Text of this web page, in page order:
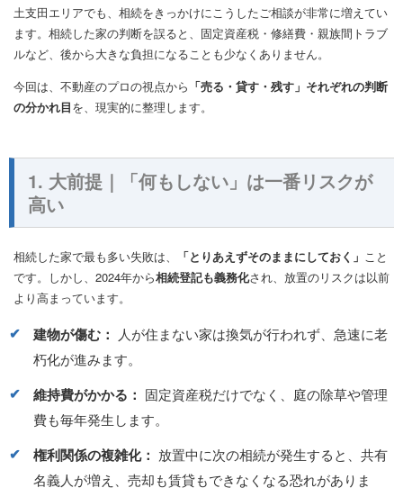
土支田エリアでも、相続をきっかけにこうしたご相談が非常に増えてい
ます。相続した家の判断を誤ると、固定資産税・修繕費・親族間トラブ
ルなど、後から大きな負担になることも少なくありません。
今回は、不動産のプロの視点から 「売る・貸す・残す」それぞれの判断
の分かれ目を、現実的に整理します。
1. 大前提｜「何もしない」は一番リスクが
高い
相続した家で最も多い失敗は、 「とりあえずそのままにしておく」 こと
です。しかし、2024年から相続登記も義務化され、放置のリスクは以前
より高まっています。
建物が傷む： 人が住まない家は換気が行われず、急速に老
朽化が進みます。
維持費がかかる： 固定資産税だけでなく、庭の除草や管理
費も毎年発生します。
権利関係の複雑化： 放置中に次の相続が発生すると、共有
名義人が増え、売却も賃貸もできなくなる恐れがありま